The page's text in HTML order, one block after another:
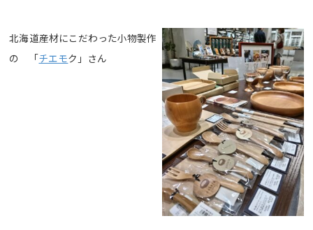
北海道産材にこだわった小物製作
の 「チエモク」さん